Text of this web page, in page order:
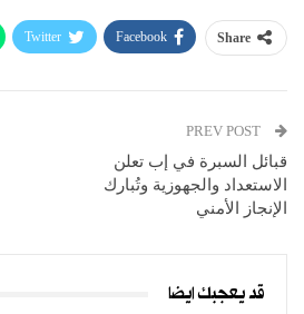
Share
Facebook
Twitter
قبائل السبرة في إب تعلن
الاستعداد والجهوزية وتُبارك
الإنجاز الأمني
قد يعجبك ايضا